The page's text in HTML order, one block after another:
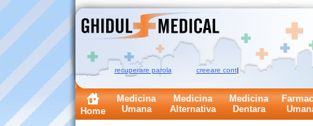
recuperare parola |
creeare cont
Home
Medicina
Umana
Medicina
Alternativa
Medicina
Dentara